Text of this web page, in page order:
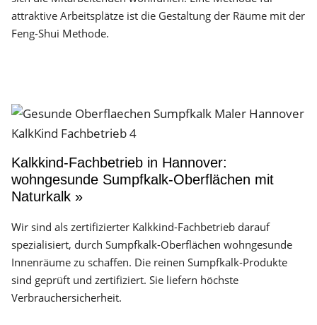
attraktive Arbeitsplätze ist die Gestaltung der Räume mit der
Feng-Shui Methode.
Kalkkind-Fachbetrieb in Hannover:
wohngesunde Sumpfkalk-Oberflächen mit
Naturkalk »
Wir sind als zertifizierter Kalkkind-Fachbetrieb darauf
spezialisiert, durch Sumpfkalk-Oberflächen wohngesunde
Innenräume zu schaffen. Die reinen Sumpfkalk-Produkte
sind geprüft und zertifiziert. Sie liefern höchste
Verbrauchersicherheit.